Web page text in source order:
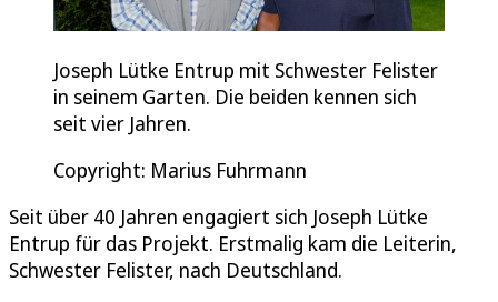
Joseph Lütke Entrup mit Schwester Felister
in seinem Garten. Die beiden kennen sich
seit vier Jahren.
Copyright: Marius Fuhrmann
Seit über 40 Jahren engagiert sich Joseph Lütke
Entrup für das Projekt. Erstmalig kam die Leiterin,
Schwester Felister, nach Deutschland.